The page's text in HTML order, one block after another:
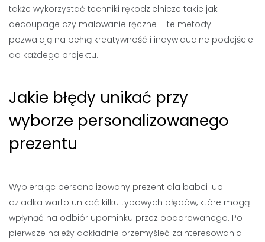
także wykorzystać techniki rękodzielnicze takie jak
decoupage czy malowanie ręczne – te metody
pozwalają na pełną kreatywność i indywidualne podejście
do każdego projektu.
Jakie błędy unikać przy
wyborze personalizowanego
prezentu
Wybierając personalizowany prezent dla babci lub
dziadka warto unikać kilku typowych błędów, które mogą
wpłynąć na odbiór upominku przez obdarowanego. Po
pierwsze należy dokładnie przemyśleć zainteresowania